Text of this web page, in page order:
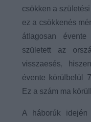
csökken a
ez a csökkenés
átlagosan
született az
visszaesés,
évente körülbelül
Ez a szám ma
A háborúk idején